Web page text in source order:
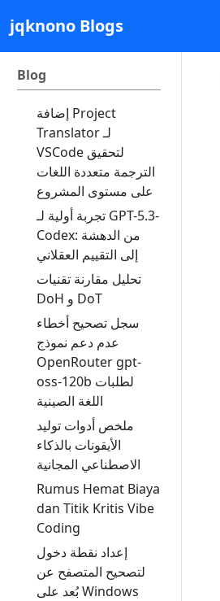
jqknono Blogs
Blog
إضافة Project
Translator لـ
VSCode لتحقيق
الترجمة متعددة اللغات
على مستوى المشروع
تجربة أولية لـ GPT-5.3-
Codex: من الدهشة
إلى التقييم العقلاني
تحليل مقارنة تقنيات
DoH و DoT
سجل تصحيح أخطاء
عدم دعم نموذج
OpenRouter gpt-
oss-120b لطلبات
اللغة الصينية
ملخص أدوات توليد
الأيقونات بالذكاء
الاصطناعي المجانية
Rumus Hemat Biaya
dan Titik Kritis Vibe
Coding
إعداد نقطة دخول
لتصحيح المتصفح عن
بُعد على Windows